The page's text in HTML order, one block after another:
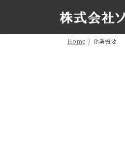
Home 企業概要